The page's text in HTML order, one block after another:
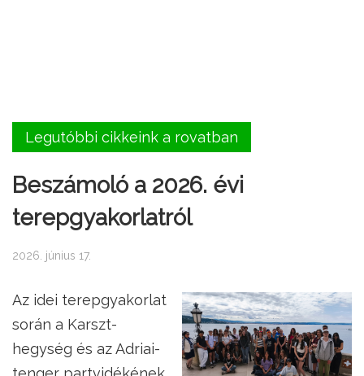
Legutóbbi cikkeink a rovatban
Beszámoló a 2026. évi
terepgyakorlatról
2026. június 17.
Az idei terepgyakorlat
során a Karszt-
hegység és az Adriai-